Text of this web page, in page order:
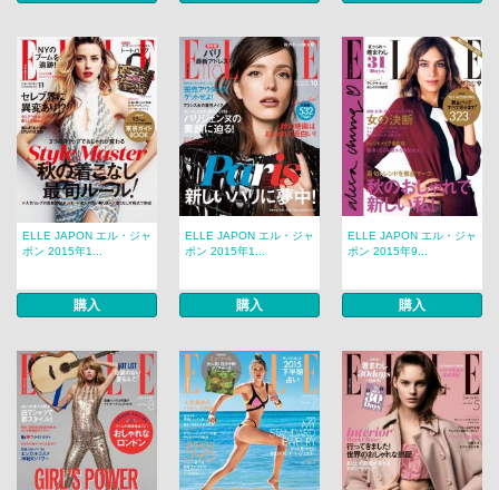
ELLE JAPON エル・ジャ
ポン 2015年1...
購入
ELLE JAPON エル・ジャ
ポン 2015年1...
購入
ELLE JAPON エル・ジャ
ポン 2015年9...
購入